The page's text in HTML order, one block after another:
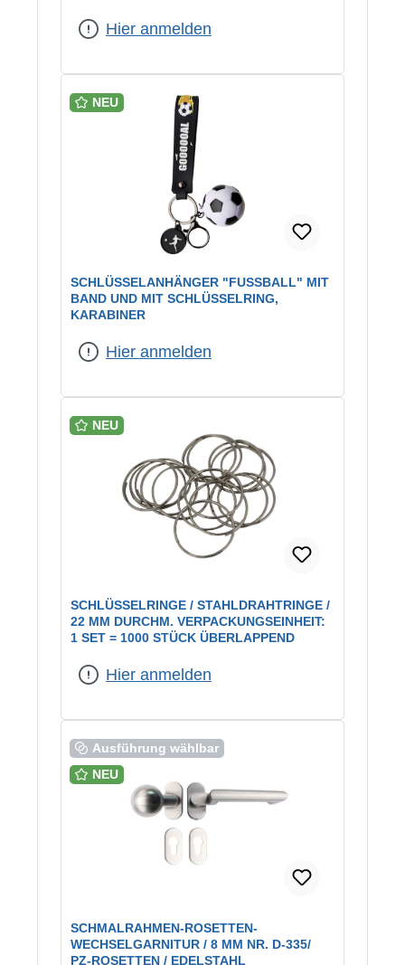
Hier anmelden
NEU
SCHLÜSSELANHÄNGER "FUSSBALL" MIT B
AND UND MIT SCHLÜSSELRING, K
ARABINER
Hier anmelden
NEU
SCHLÜSSELRINGE / STAHLDRAHTRINGE /
22 MM DURCHM. VERPACKUNGSEINHEIT:
1 SET = 1000 STÜCK ÜBERLAPPEND
Hier anmelden
Ausführung wählbar
NEU
SCHMALRAHMEN-ROSETTEN-
WECHSELGARNITUR / 8 MM NR. D-335/
PZ-ROSETTEN / EDELSTAHL